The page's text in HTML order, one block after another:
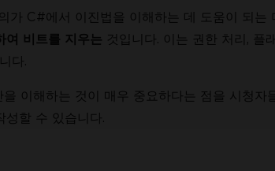
가 C#에서 이진법을 이해하는 데 도움이 되는
여 비트를 지우는 것입니다. 이는 권한 처리, 플
다.
이해하는 것이 매우 중요하다는 점을 시청자
성할 수 있습니다.